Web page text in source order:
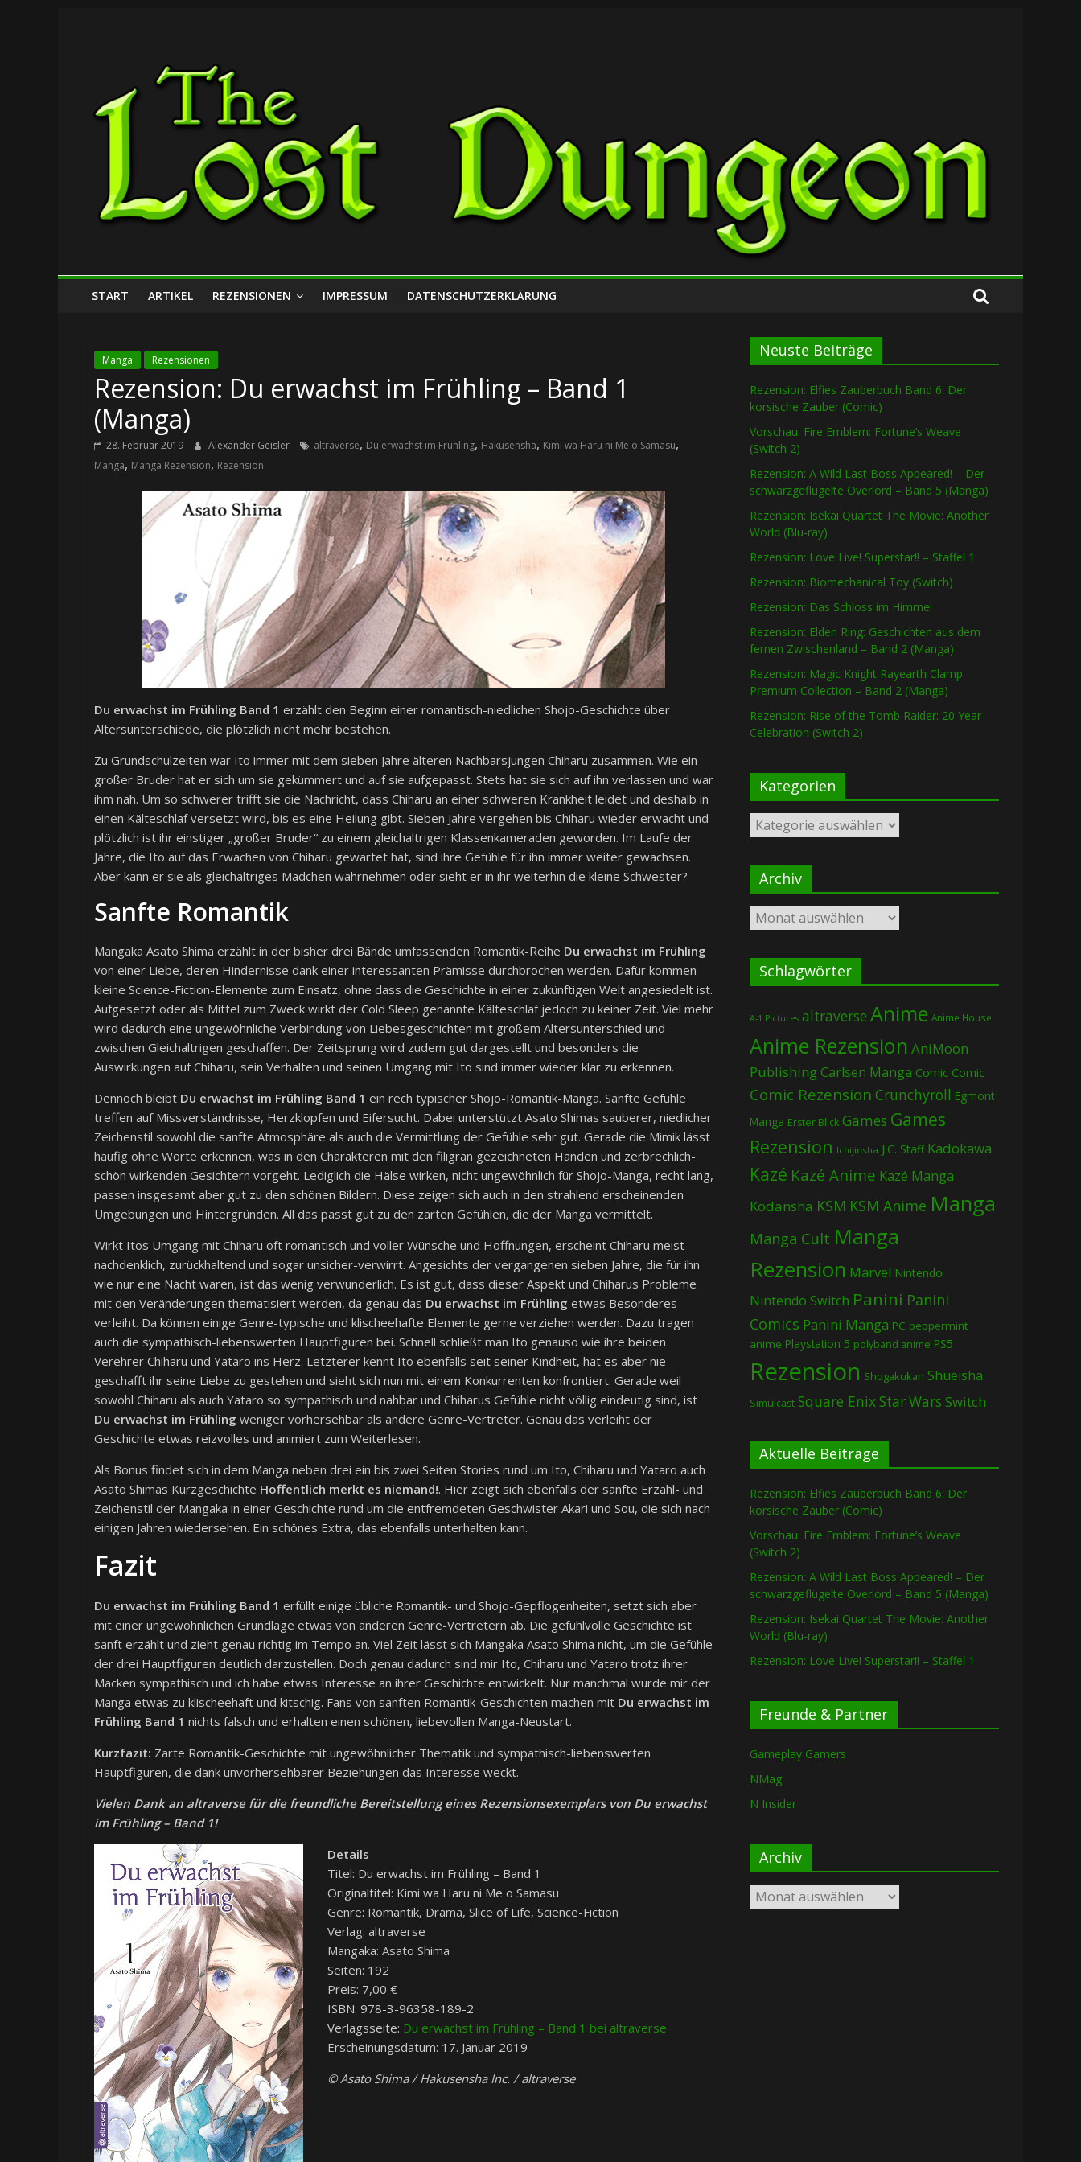
Lost
Dungeon
START ARTIKEL REZENSIONEN IMPRESSUM DATENSCHUTZERKLÄRUNG
Manga Rezensionen
Rezension: Du erwachst im Frühling – Band 1
(Manga)
28. Februar 2019 Alexander Geisler altraverse, Du erwachst im Frühling, Hakusensha, Kimi wa Haru ni Me o Samasu,
Manga, Manga Rezension, Rezension
Du erwachst im Frühling Band 1 erzählt den Beginn einer romantisch-niedlichen Shojo-Geschichte über
Altersunterschiede, die plötzlich nicht mehr bestehen.
Zu Grundschulzeiten war Ito immer mit dem sieben Jahre älteren Nachbarsjungen Chiharu zusammen. Wie ein
großer Bruder hat er sich um sie gekümmert und auf sie aufgepasst. Stets hat sie sich auf ihn verlassen und war
ihm nah. Um so schwerer trifft sie die Nachricht, dass Chiharu an einer schweren Krankheit leidet und deshalb in
einen Kälteschlaf versetzt wird, bis es eine Heilung gibt. Sieben Jahre vergehen bis Chiharu wieder erwacht und
plötzlich ist ihr einstiger „großer Bruder“ zu einem gleichaltrigen Klassenkameraden geworden. Im Laufe der
Jahre, die Ito auf das Erwachen von Chiharu gewartet hat, sind ihre Gefühle für ihn immer weiter gewachsen.
Aber kann er sie als gleichaltriges Mädchen wahrnehmen oder sieht er in ihr weiterhin die kleine Schwester?
Sanfte Romantik
Mangaka Asato Shima erzählt in der bisher drei Bände umfassenden Romantik-Reihe Du erwachst im Frühling
von einer Liebe, deren Hindernisse dank einer interessanten Prämisse durchbrochen werden. Dafür kommen
kleine Science-Fiction-Elemente zum Einsatz, ohne dass die Geschichte in einer zukünftigen Welt angesiedelt ist.
Aufgesetzt oder als Mittel zum Zweck wirkt der Cold Sleep genannte Kälteschlaf jedoch zu keiner Zeit. Viel mehr
wird dadurch eine ungewöhnliche Verbindung von Liebesgeschichten mit großem Altersunterschied und
zwischen Gleichaltrigen geschaffen. Der Zeitsprung wird zudem gut dargestellt und besonders die
Auswirkungen auf Chiharu, sein Verhalten und seinen Umgang mit Ito sind immer wieder klar zu erkennen.
Dennoch bleibt Du erwachst im Frühling Band 1 ein rech typischer Shojo-Romantik-Manga. Sanfte Gefühle
treffen auf Missverständnisse, Herzklopfen und Eifersucht. Dabei unterstützt Asato Shimas sauberer, niedlicher
Zeichenstil sowohl die sanfte Atmosphäre als auch die Vermittlung der Gefühle sehr gut. Gerade die Mimik lässt
häufig ohne Worte erkennen, was in den Charakteren mit den filigran gezeichneten Händen und zerbrechlich-
schön wirkenden Gesichtern vorgeht. Lediglich die Hälse wirken, nicht ungewöhnlich für Shojo-Manga, recht lang,
passen insgesamt aber gut zu den schönen Bildern. Diese zeigen sich auch in den strahlend erscheinenden
Umgebungen und Hintergründen. All das passt gut zu den zarten Gefühlen, die der Manga vermittelt.
Wirkt Itos Umgang mit Chiharu oft romantisch und voller Wünsche und Hoffnungen, erscheint Chiharu meist
nachdenklich, zurückhaltend und sogar unsicher-verwirrt. Angesichts der vergangenen sieben Jahre, die für ihn
wie nur eine Nacht waren, ist das wenig verwunderlich. Es ist gut, dass dieser Aspekt und Chiharus Probleme
mit den Veränderungen thematisiert werden, da genau das Du erwachst im Frühling etwas Besonderes
verleiht. Da können einige Genre-typische und klischeehafte Elemente gerne verziehen werden. Dazu tragen
auch die sympathisch-liebenswerten Hauptfiguren bei. Schnell schließt man Ito genauso wie ihre beiden
Verehrer Chiharu und Yataro ins Herz. Letzterer kennt Ito ebenfalls seit seiner Kindheit, hat es aber nie
geschafft ihr seine Liebe zu gestehen und sieht sich nun mit einem Konkurrenten konfrontiert. Gerade weil
sowohl Chiharu als auch Yataro so sympathisch und nahbar und Chiharus Gefühle nicht völlig eindeutig sind, ist
Du erwachst im Frühling weniger vorhersehbar als andere Genre-Vertreter. Genau das verleiht der
Geschichte etwas reizvolles und animiert zum Weiterlesen.
Als Bonus findet sich in dem Manga neben drei ein bis zwei Seiten Stories rund um Ito, Chiharu und Yataro auch
Asato Shimas Kurzgeschichte Hoffentlich merkt es niemand!. Hier zeigt sich ebenfalls der sanfte Erzähl- und
Zeichenstil der Mangaka in einer Geschichte rund um die entfremdeten Geschwister Akari und Sou, die sich nach
einigen Jahren wiedersehen. Ein schönes Extra, das ebenfalls unterhalten kann.
Fazit
Du erwachst im Frühling Band 1 erfüllt einige übliche Romantik- und Shojo-Gepflogenheiten, setzt sich aber
mit einer ungewöhnlichen Grundlage etwas von anderen Genre-Vertretern ab. Die gefühlvolle Geschichte ist
sanft erzählt und zieht genau richtig im Tempo an. Viel Zeit lässt sich Mangaka Asato Shima nicht, um die Gefühle
der drei Hauptfiguren deutlich darzustellen. Doch genau dadurch sind mir Ito, Chiharu und Yataro trotz ihrer
Macken sympathisch und ich habe etwas Interesse an ihrer Geschichte entwickelt. Nur manchmal wurde mir der
Manga etwas zu klischeehaft und kitschig. Fans von sanften Romantik-Geschichten machen mit Du erwachst im
Frühling Band 1 nichts falsch und erhalten einen schönen, liebevollen Manga-Neustart.
Kurzfazit: Zarte Romantik-Geschichte mit ungewöhnlicher Thematik und sympathisch-liebenswerten
Hauptfiguren, die dank unvorhersehbarer Beziehungen das Interesse weckt.
Vielen Dank an altraverse für die freundliche Bereitstellung eines Rezensionsexemplars von Du erwachst
im Frühling – Band 1!
Details
Titel: Du erwachst im Frühling – Band 1
Originaltitel: Kimi wa Haru ni Me o Samasu
Genre: Romantik, Drama, Slice of Life, Science-Fiction
Verlag: altraverse
Mangaka: Asato Shima
Seiten: 192
Preis: 7,00 €
ISBN: 978-3-96358-189-2
Verlagsseite: Du erwachst im Frühling – Band 1 bei altraverse
Erscheinungsdatum: 17. Januar 2019
© Asato Shima / Hakusensha Inc. / altraverse
Neuste Beiträge
Rezension: Elfies Zauberbuch Band 6: Der
korsische Zauber (Comic)
Vorschau: Fire Emblem: Fortune’s Weave
(Switch 2)
Rezension: A Wild Last Boss Appeared! – Der
schwarzgeflügelte Overlord – Band 5 (Manga)
Rezension: Isekai Quartet The Movie: Another
World (Blu-ray)
Rezension: Love Live! Superstar!! – Staffel 1
Rezension: Biomechanical Toy (Switch)
Rezension: Das Schloss im Himmel
Rezension: Elden Ring: Geschichten aus dem
fernen Zwischenland – Band 2 (Manga)
Rezension: Magic Knight Rayearth Clamp
Premium Collection – Band 2 (Manga)
Rezension: Rise of the Tomb Raider: 20 Year
Celebration (Switch 2)
Kategorien
Kategorien
Archiv
Archiv
Schlagwörter
A-1 Pictures altraverse Anime Anime House
Anime Rezension AniMoon
PublishingCarlsen Manga Comic Comic
Comic Rezension Crunchyroll Egmont
Manga Erster Blick Games Games
Rezension Ichijinsha J.C. Staff Kadokawa
Kazé Kazé Anime Kazé Manga
Kodansha KSM KSM Anime Manga
Manga Cult Manga
Rezension Marvel Nintendo
Nintendo Switch Panini Panini
Comics Panini Manga PC peppermint
anime Playstation 5 polyband anime PS5
Rezension Shogakukan Shueisha
Simulcast Square EnixStar Wars Switch
Aktuelle Beiträge
Rezension: Elfies Zauberbuch Band 6: Der
korsische Zauber (Comic)
Vorschau: Fire Emblem: Fortune’s Weave
(Switch 2)
Rezension: A Wild Last Boss Appeared! – Der
schwarzgeflügelte Overlord – Band 5 (Manga)
Rezension: Isekai Quartet The Movie: Another
World (Blu-ray)
Rezension: Love Live! Superstar!! – Staffel 1
Freunde & Partner
Gameplay Gamers
NMag
N Insider
Archiv
Archiv